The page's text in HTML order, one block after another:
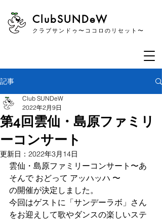
​ClubSUNDeW
クラブサンドゥ〜ココロのリセット〜
記事
第4回雲仙・島原ファミリ
ーコンサート
Club SUNDeW
2022年2月9日
更新日： 2022年3月14日
雲仙・島原ファミリーコンサート〜あ
そんで おどって アッハッハ 〜
の開催が決定しました。
今回はゲストに「サンデーラボ」さん
をお迎えして歌やダンスの楽しいステ